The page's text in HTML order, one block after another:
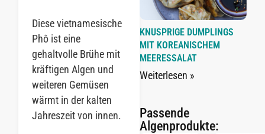
Diese vietnamesische
Phô ist eine
gehaltvolle Brühe mit
kräftigen Algen und
weiteren Gemüsen
wärmt in der kalten
Jahreszeit von innen.
KNUSPRIGE DUMPLINGS
MIT KOREANISCHEM
MEERESSALAT
Weiterlesen »
Passende
Algenprodukte: